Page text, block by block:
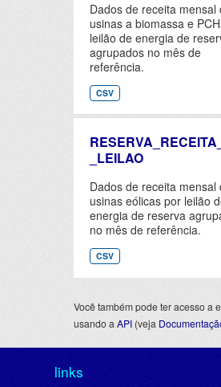
Dados de receita mensal
usinas a biomassa e
leilão de energia de
agrupados no mês de
referência.
CSV
_LEILAO
Dados de receita mensal
usinas eólicas por leilão
energia de reserva
no mês de referência.
CSV
Você também pode ter acesso a
usando a API (veja
links